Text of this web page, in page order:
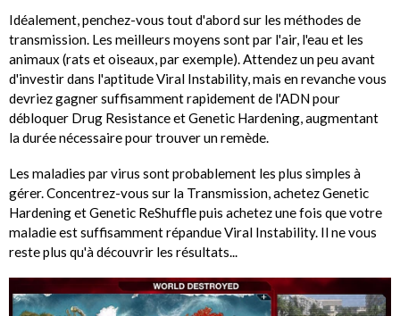
Idéalement, penchez-vous tout d'abord sur les méthodes de
transmission. Les meilleurs moyens sont par l'air, l'eau et les
animaux (rats et oiseaux, par exemple). Attendez un peu avant
d'investir dans l'aptitude Viral Instability, mais en revanche vous
devriez gagner suffisamment rapidement de l'ADN pour
débloquer Drug Resistance et Genetic Hardening, augmentant
la durée nécessaire pour trouver un remède.
Les maladies par virus sont probablement les plus simples à
gérer. Concentrez-vous sur la Transmission, achetez Genetic
Hardening et Genetic ReShuffle puis achetez une fois que votre
maladie est suffisamment répandue Viral Instability. Il ne vous
reste plus qu'à découvrir les résultats...